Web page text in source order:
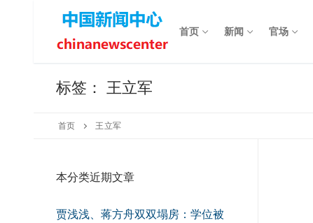
content
首页 新闻 官场
标签： 王立军
首页 王立军
本分类近期文章
贾浅浅、蒋方舟双双塌房：学位被